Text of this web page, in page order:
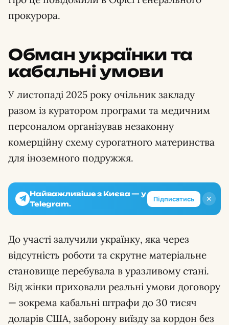
прокурора.
Обман українки та
кабальні умови
У листопаді 2025 року очільник закладу
разом із куратором програми та медичним
персоналом організував незаконну
комерційну схему сурогатного материнства
для іноземного подружжя.
✕
Найважливіше з Києва — у
Telegram.
Підписатись
До участі залучили українку, яка через
відсутність роботи та скрутне матеріальне
становище перебувала в уразливому стані.
Від жінки приховали реальні умови договору
— зокрема кабальні штрафи до 30 тисяч
доларів США, заборону виїзду за кордон без